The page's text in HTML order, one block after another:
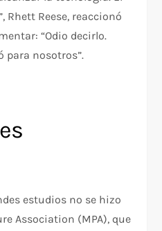
Rhett Reese, reaccionó
“Odio decirlo.
para nosotros”.
estudios no se hizo
Association (MPA), que